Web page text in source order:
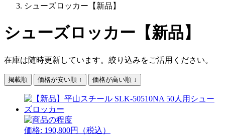
シューズロッカー【新品】
シューズロッカー【新品】
在庫は随時更新しています。絞り込みをご活用ください。
掲載順 価格が安い順 ↑ 価格が高い順 ↓
価格: 190,800円（税込）